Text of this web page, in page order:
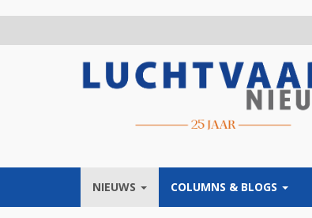
NIEUWS COLUMNS & BLOGS